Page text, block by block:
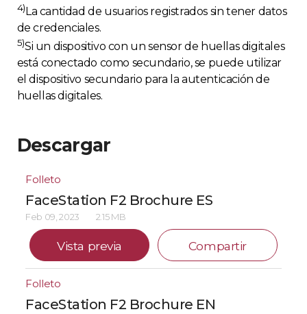
4)La cantidad de usuarios registrados sin tener datos
de credenciales.
5)Si un dispositivo con un sensor de huellas digitales
está conectado como secundario, se puede utilizar
el dispositivo secundario para la autenticación de
huellas digitales.
Descargar
Folleto
FaceStation F2 Brochure ES
Feb 09, 2023 2.15 MB
Vista previa Compartir
Folleto
FaceStation F2 Brochure EN